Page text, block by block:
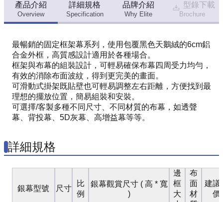
產品介紹
Overview
詳細規格
Specification
品牌介紹
Why Elite
型錄下載
Brochure
最暢銷的固定框架幕系列，使用包覆黑色天鵝絨的6cm鋁
合金外框，高質感設計適用於各種場合。
框架與布幕的組裝設計，可輕易確保布幕四周受力均勻，
有效的消除布面波紋，得到更完美的畫面。
可滑動式掛架既貼壁也可輕易調整左右距離，方便找到最
理想的擺放位置，簡易組裝和安裝。
可選擇/客製多種不同尺寸、不同材質的布幕，如透聲
幕、背投幕、5D灰幕、高增益幕等等。
詳細規格
銀幕型號 尺寸
比
例
銀幕觀賞尺寸 ( 高 * 寬
)
邊
框
大
布
面
材
建議
價